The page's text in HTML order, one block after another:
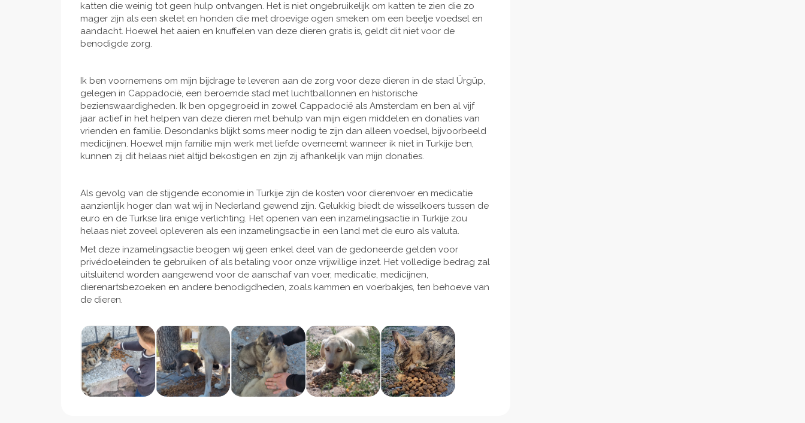
katten die weinig tot geen hulp ontvangen. Het is niet ongebruikelijk om katten te zien die zo
mager zijn als een skelet en honden die met droevige ogen smeken om een beetje voedsel en
aandacht. Hoewel het aaien en knuffelen van deze dieren gratis is, geldt dit niet voor de
benodigde zorg.
Ik ben voornemens om mijn bijdrage te leveren aan de zorg voor deze dieren in de stad Ürgüp,
gelegen in Cappadocië, een beroemde stad met luchtballonnen en historische
bezienswaardigheden. Ik ben opgegroeid in zowel Cappadocië als Amsterdam en ben al vijf
jaar actief in het helpen van deze dieren met behulp van mijn eigen middelen en donaties van
vrienden en familie. Desondanks blijkt soms meer nodig te zijn dan alleen voedsel, bijvoorbeeld
medicijnen. Hoewel mijn familie mijn werk met liefde overneemt wanneer ik niet in Turkije ben,
kunnen zij dit helaas niet altijd bekostigen en zijn zij afhankelijk van mijn donaties.
Als gevolg van de stijgende economie in Turkije zijn de kosten voor dierenvoer en medicatie
aanzienlijk hoger dan wat wij in Nederland gewend zijn. Gelukkig biedt de wisselkoers tussen de
euro en de Turkse lira enige verlichting. Het openen van een inzamelingsactie in Turkije zou
helaas niet zoveel opleveren als een inzamelingsactie in een land met de euro als valuta.
Met deze inzamelingsactie beogen wij geen enkel deel van de gedoneerde gelden voor
privédoeleinden te gebruiken of als betaling voor onze vrijwillige inzet. Het volledige bedrag zal
uitsluitend worden aangewend voor de aanschaf van voer, medicatie, medicijnen,
dierenartsbezoeken en andere benodigdheden, zoals kammen en voerbakjes, ten behoeve van
de dieren.